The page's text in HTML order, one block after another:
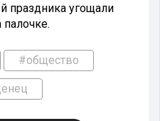
праздника угощали
#общество